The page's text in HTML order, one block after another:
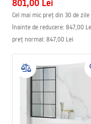
801,00 Lei
Cel mai mic preț din 30 de zile
înainte de reducere: 847,00
preț normal: 847,00 Lei